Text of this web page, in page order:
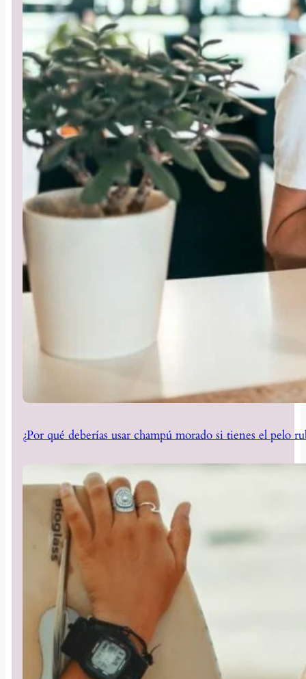
¿Por qué deberías usar champú morado si tienes el pelo